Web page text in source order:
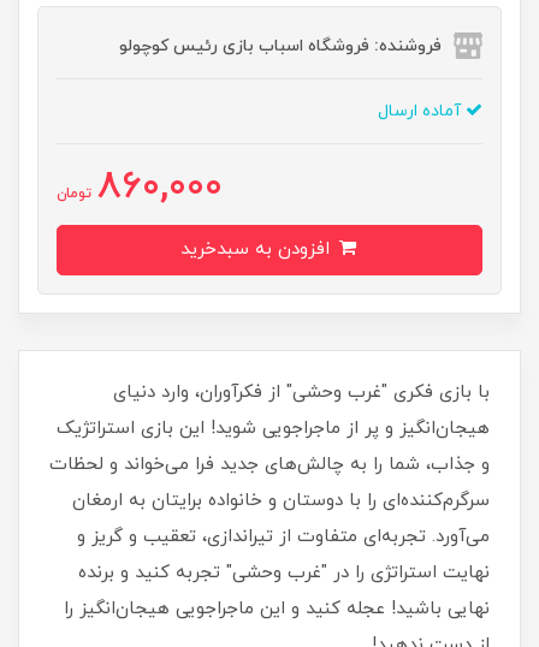
فروشنده: فروشگاه اسباب بازی رئیس کوچولو
آماده ارسال
860,000 تومان
با بازی فکری "غرب وحشی" از فکرآوران، وارد دنیای
هیجان‌انگیز و پر از ماجراجویی شوید! این بازی استراتژیک
و جذاب، شما را به چالش‌های جدید فرا می‌خواند و لحظات
سرگرم‌کننده‌ای را با دوستان و خانواده برایتان به ارمغان
می‌آورد. تجربه‌ای متفاوت از تیراندازی، تعقیب و گریز و
نهایت استراتژی را در "غرب وحشی" تجربه کنید و برنده
نهایی باشید! عجله کنید و این ماجراجویی هیجان‌انگیز را